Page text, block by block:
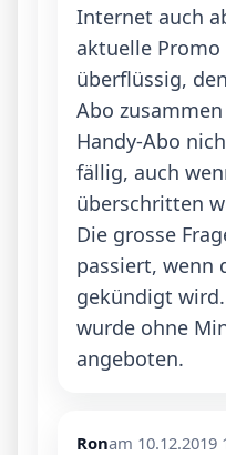
Internet auch
aktuelle
überflüssig,
Abo
Handy-Abo
fällig, auch
überschritten
Die grosse
passiert, wenn
gekündigt
wurde ohne
angeboten.
Ronam 10.12.2019